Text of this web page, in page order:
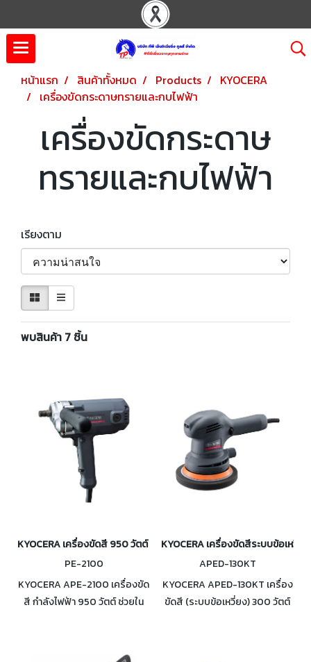
หน้าแรก สินค้าทั้งหมด Products
KYOCERA
เครื่องขัดกระดาษทรายและกบไฟฟ้า
เครื่องขัดกระดาษ
ทรายและกบไฟฟ้า
เรียงตาม
พบสินค้า 7 ชิ้น
KYOCERA เครื่องขัดสี 950 วัตต์ (ระบบโรตารี่) รุ่น APE-2100
PE-2100
KYOCERA APE-2100 เครื่องขัด
สี กำลังไฟฟ้า 950 วัตต์ ช่วยใน
ขัดรอยขีดข่วนที่ลึก
KYOCERA เครื่องขัดสีระบบข้อเหวี่
APED-130KT
KYOCERA APED-130KT เครื่อง
ขัดสี (ระบบข้อเหวี่ยง) 300 วัตต์